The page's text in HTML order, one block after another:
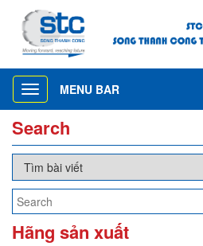
Toggle
navigation
MENU BAR
Search
Hãng sản xuất